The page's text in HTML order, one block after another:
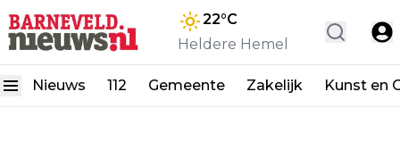
22°C
Heldere Hemel
Nieuws 112 Gemeente Zakelijk Kunst en